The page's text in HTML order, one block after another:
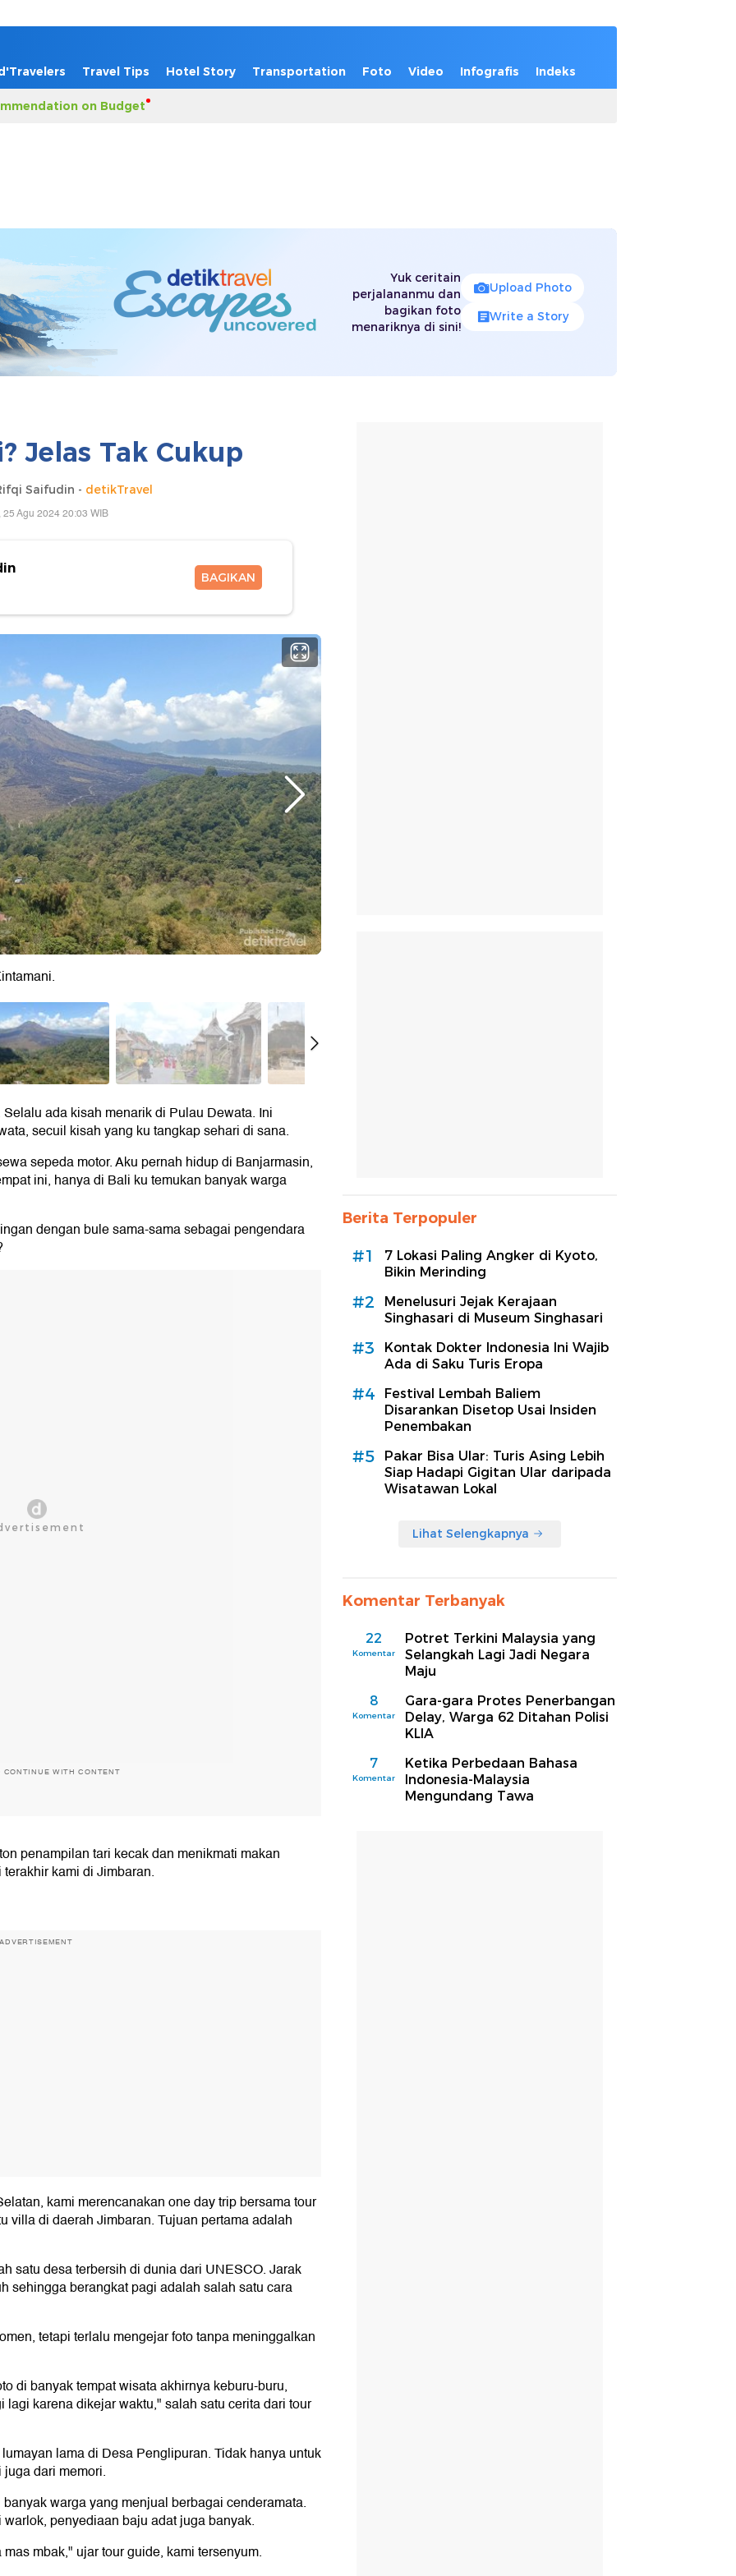
Travel Tips Hotel Story Transportation Foto Video Infografis Indeks
on Budget
Yuk ceritain
perjalananmu dan
bagikan foto
menariknya di sini!
Upload Photo
Write a Story
Jelas Tak Cukup
Saifudin - detikTravel
25 Agu 2024 20:03 WIB
BAGIKAN
ada kisah menarik di Pulau Dewata. Ini
secuil kisah yang ku tangkap sehari di sana.
sepeda motor. Aku pernah hidup di Banjarmasin,
ini, hanya di Bali ku temukan banyak warga
dengan bule sama-sama sebagai pengendara
CONTINUE WITH CONTENT
penampilan tari kecak dan menikmati makan
kami di Jimbaran.
ADVERTISEMENT
kami merencanakan one day trip bersama tour
villa di daerah Jimbaran. Tujuan pertama adalah
satu desa terbersih di dunia dari UNESCO. Jarak
sehingga berangkat pagi adalah salah satu cara
tetapi terlalu mengejar foto tanpa meninggalkan
di banyak tempat wisata akhirnya keburu-buru,
karena dikejar waktu," salah satu cerita dari tour
lama di Desa Penglipuran. Tidak hanya untuk
dari memori.
warga yang menjual berbagai cenderamata.
penyediaan baju adat juga banyak.
mbak," ujar tour guide, kami tersenyum.
Berita Terpopuler
#1
7 Lokasi Paling Angker di Kyoto,
Bikin Merinding
#2
Menelusuri Jejak Kerajaan
Singhasari di Museum Singhasari
#3
Kontak Dokter Indonesia Ini Wajib
Ada di Saku Turis Eropa
#4
Festival Lembah Baliem
Disarankan Disetop Usai Insiden
Penembakan
#5
Pakar Bisa Ular: Turis Asing Lebih
Siap Hadapi Gigitan Ular daripada
Wisatawan Lokal
Lihat Selengkapnya
Komentar Terbanyak
22
Komentar
Potret Terkini Malaysia yang
Selangkah Lagi Jadi Negara
Maju
8
Komentar
Gara-gara Protes Penerbangan
Delay, Warga 62 Ditahan Polisi
KLIA
7
Komentar
Ketika Perbedaan Bahasa
Indonesia-Malaysia
Mengundang Tawa